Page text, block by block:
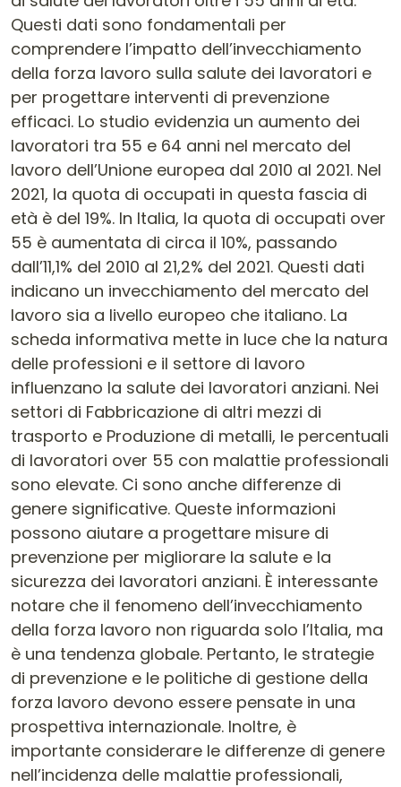
Questi dati sono fondamentali per
comprendere l’impatto dell’invecchiamento
della forza lavoro sulla salute dei lavoratori e
per progettare interventi di prevenzione
efficaci. Lo studio evidenzia un aumento dei
lavoratori tra 55 e 64 anni nel mercato del
lavoro dell’Unione europea dal 2010 al 2021. Nel
2021, la quota di occupati in questa fascia di
età è del 19%. In Italia, la quota di occupati over
55 è aumentata di circa il 10%, passando
dall’11,1% del 2010 al 21,2% del 2021. Questi dati
indicano un invecchiamento del mercato del
lavoro sia a livello europeo che italiano. La
scheda informativa mette in luce che la natura
delle professioni e il settore di lavoro
influenzano la salute dei lavoratori anziani. Nei
settori di Fabbricazione di altri mezzi di
trasporto e Produzione di metalli, le percentuali
di lavoratori over 55 con malattie professionali
sono elevate. Ci sono anche differenze di
genere significative. Queste informazioni
possono aiutare a progettare misure di
prevenzione per migliorare la salute e la
sicurezza dei lavoratori anziani. È interessante
notare che il fenomeno dell’invecchiamento
della forza lavoro non riguarda solo l’Italia, ma
è una tendenza globale. Pertanto, le strategie
di prevenzione e le politiche di gestione della
forza lavoro devono essere pensate in una
prospettiva internazionale. Inoltre, è
importante considerare le differenze di genere
nell’incidenza delle malattie professionali,